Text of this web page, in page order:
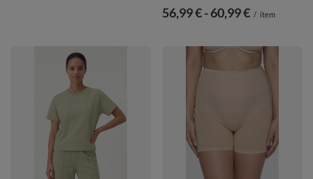
de
56,99 €-vers le bas
60,99 € / item